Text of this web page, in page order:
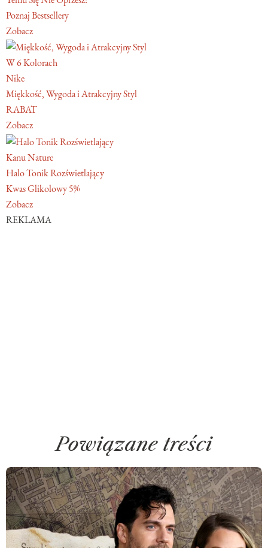
Poznaj Bestsellery
Zobacz
W 6 Kolorach
Nike
Miękkość, Wygoda i Atrakcyjny Styl
RABAT
Zobacz
Kanu Nature
Halo Tonik Rozświetlający
Kwas Glikolowy 5%
Zobacz
REKLAMA
Powiązane treści